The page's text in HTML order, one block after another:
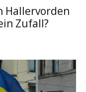
Hallervorden
Zufall?